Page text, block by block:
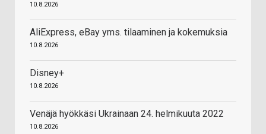
10.8.2026
AliExpress, eBay yms. tilaaminen ja kokemuksia
10.8.2026
Disney+
10.8.2026
Venäjä hyökkäsi Ukrainaan 24. helmikuuta 2022
10.8.2026